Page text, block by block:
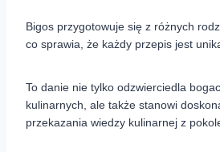
Bigos przygotowuje się z różnych
co sprawia, że każdy przepis jest
To danie nie tylko odzwierciedla
kulinarnych, ale także stanowi
przekazania wiedzy kulinarnej z